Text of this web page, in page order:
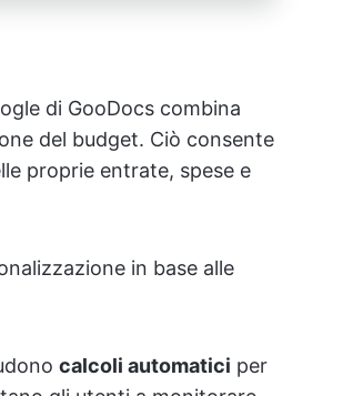
di GooDocs combina
del budget. Ciò consente
proprie entrate, spese e
in base alle
calcoli automatici per